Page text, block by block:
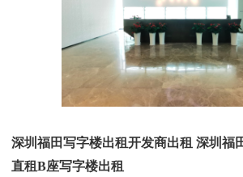
深圳福田写字楼出租开发商出租 深圳福
直租B座写字楼出租